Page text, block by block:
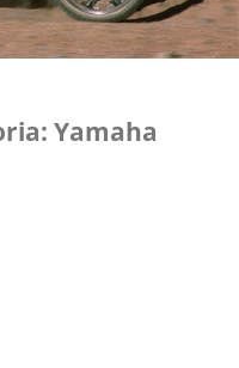
Yamaha